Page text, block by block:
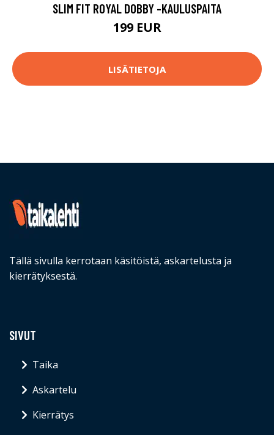
SLIM FIT ROYAL DOBBY -KAULUSPAITA
199 EUR
LISÄTIETOJA
Tällä sivulla kerrotaan käsitöistä, askartelusta ja
kierrätyksestä.
SIVUT
Taika
Askartelu
Kierrätys